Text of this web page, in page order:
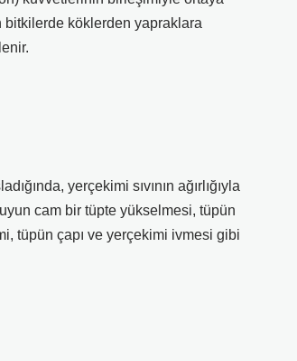
bitkilerde köklerden yapraklara
yerçekimi sıvının ağırlığıyla
cam bir tüpte yükselmesi, tüpün
tüpün çapı ve yerçekimi ivmesi gibi